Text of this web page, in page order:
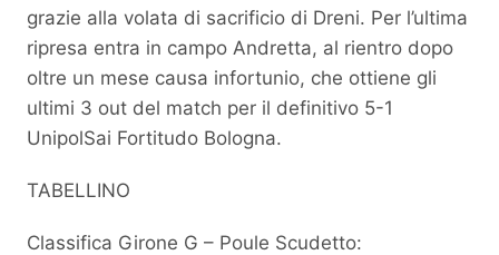
grazie alla volata di sacrificio di Dreni. Per l’ultima
ripresa entra in campo Andretta, al rientro dopo
oltre un mese causa infortunio, che ottiene gli
ultimi 3 out del match per il definitivo 5-1
UnipolSai Fortitudo Bologna.
TABELLINO
Classifica Girone G – Poule Scudetto: